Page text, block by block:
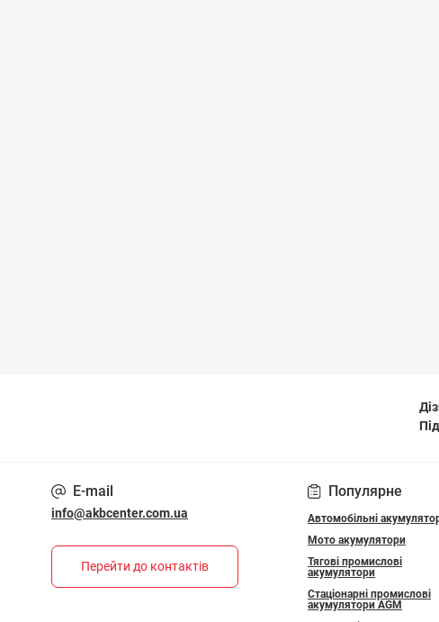
E-mail
info@akbcenter.com.ua
Перейти до контактів
Популярне
Автомобільні
Мото акумулятори
Тягові промислові
акумулятори
Стаціонарні промислові
акумулятори АGM